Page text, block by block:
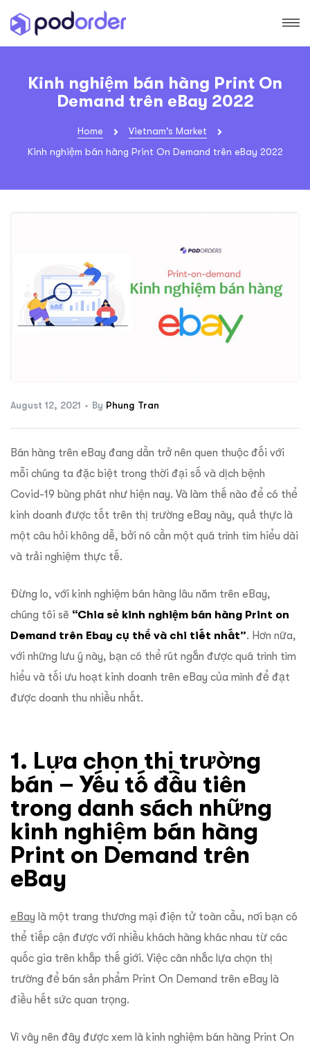
Kinh nghiệm bán hàng Print On
Demand trên eBay 2022
Home
Vietnam's Market
Kinh nghiệm bán hàng Print On Demand trên eBay 2022
August 12, 2021 By Phung Tran
Bán hàng trên eBay đang dần trở nên quen thuộc đối với
mỗi chúng ta đặc biệt trong thời đại số và dịch bệnh
Covid-19 bùng phát như hiện nay. Và làm thế nào để có thể
kinh doanh được tốt trên thị trường eBay này, quả thực là
một câu hỏi không dễ, bởi nó cần một quá trình tìm hiểu dài
và trải nghiệm thực tế.
Đừng lo, với kinh nghiệm bán hàng lâu năm trên eBay,
chúng tôi sẽ “Chia sẻ kinh nghiệm bán hàng Print on
Demand trên Ebay cụ thể và chi tiết nhất”. Hơn nữa,
với những lưu ý này, bạn có thể rút ngắn được quá trình tìm
hiểu và tối ưu hoạt kinh doanh trên eBay của mình để đạt
được doanh thu nhiều nhất.
1. Lựa chọn thị trường
bán – Yếu tố đầu tiên
trong danh sách những
kinh nghiệm bán hàng
Print on Demand trên
eBay
eBay là một trang thương mại điện tử toàn cầu, nơi bạn có
thể tiếp cận được với nhiều khách hàng khác nhau từ các
quốc gia trên khắp thế giới. Việc cân nhắc lựa chọn thị
trường để bán sản phẩm Print On Demand trên eBay là
điều hết sức quan trọng.
Vì vây nên đây được xem là kinh nghiệm bán hàng Print On